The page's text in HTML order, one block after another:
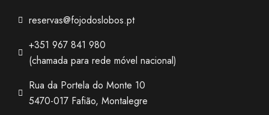
reservas@fojodoslobos.pt
+351 967 841 980
(chamada para rede móvel nacional)
Rua da Portela do Monte 10
5470-017 Fafião, Montalegre